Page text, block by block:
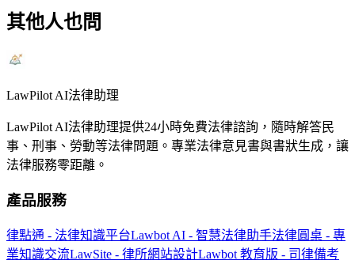
其他人也問
LawPilot AI法律助理
LawPilot AI法律助理提供24小時免費法律諮詢，隨時解答民
事、刑事、勞動等法律問題。專業法律意見書與書狀生成，讓
法律服務零距離。
產品服務
律點通 - 法律知識平台Lawbot AI - 智慧法律助手法律圓桌 - 專
業知識交流LawSite - 律所網站設計Lawbot 教育版 - 司律備考